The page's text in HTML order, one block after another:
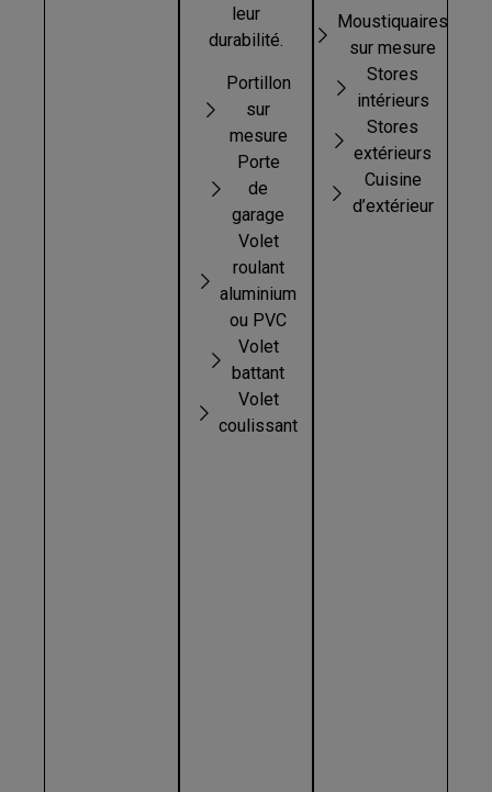
leur
durabilité.
Portillon
sur
mesure
Porte
de
garage
Volet
roulant
aluminium
ou PVC
Volet
battant
Volet
coulissant
Moustiquaires
sur mesure
Stores
intérieurs
Stores
extérieurs
Cuisine
d’extérieur